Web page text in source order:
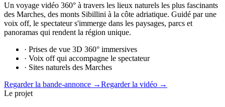
Un voyage vidéo 360° à travers les lieux naturels les plus fascinants
des Marches, des monts Sibillini à la côte adriatique. Guidé par une
voix off, le spectateur s'immerge dans les paysages, parcs et
panoramas qui rendent la région unique.
· Prises de vue 3D 360° immersives
· Voix off qui accompagne le spectateur
· Sites naturels des Marches
Regarder la bande-annonce →Regarder la vidéo →
Le projet